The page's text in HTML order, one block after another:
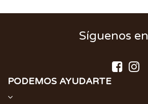
Síguenos en
PODEMOS AYUDARTE